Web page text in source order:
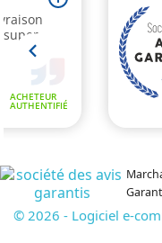
© 2026 - Logiciel e-